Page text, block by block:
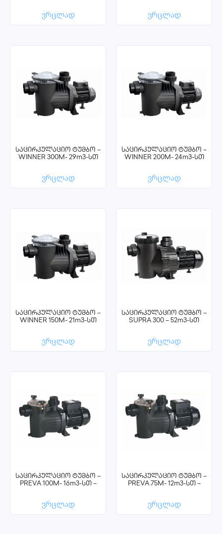
ვრცლად ვრცლად
საცირკულაციო ტუმბო –
WINNER 300M- 29m3-სთ
ვრცლად
საცირკულაციო ტუმბო –
WINNER 200M- 24m3-სთ
ვრცლად
საცირკულაციო ტუმბო –
WINNER 150M- 21m3-სთ
ვრცლად
საცირკულაციო ტუმბო –
SUPRA 300 – 52m3-სთ
ვრცლად
საცირკულაციო ტუმბო –
PREVA 100M- 16m3-სთ –
ვრცლად
საცირკულაციო ტუმბო –
PREVA 75M- 12m3-სთ –
ვრცლად